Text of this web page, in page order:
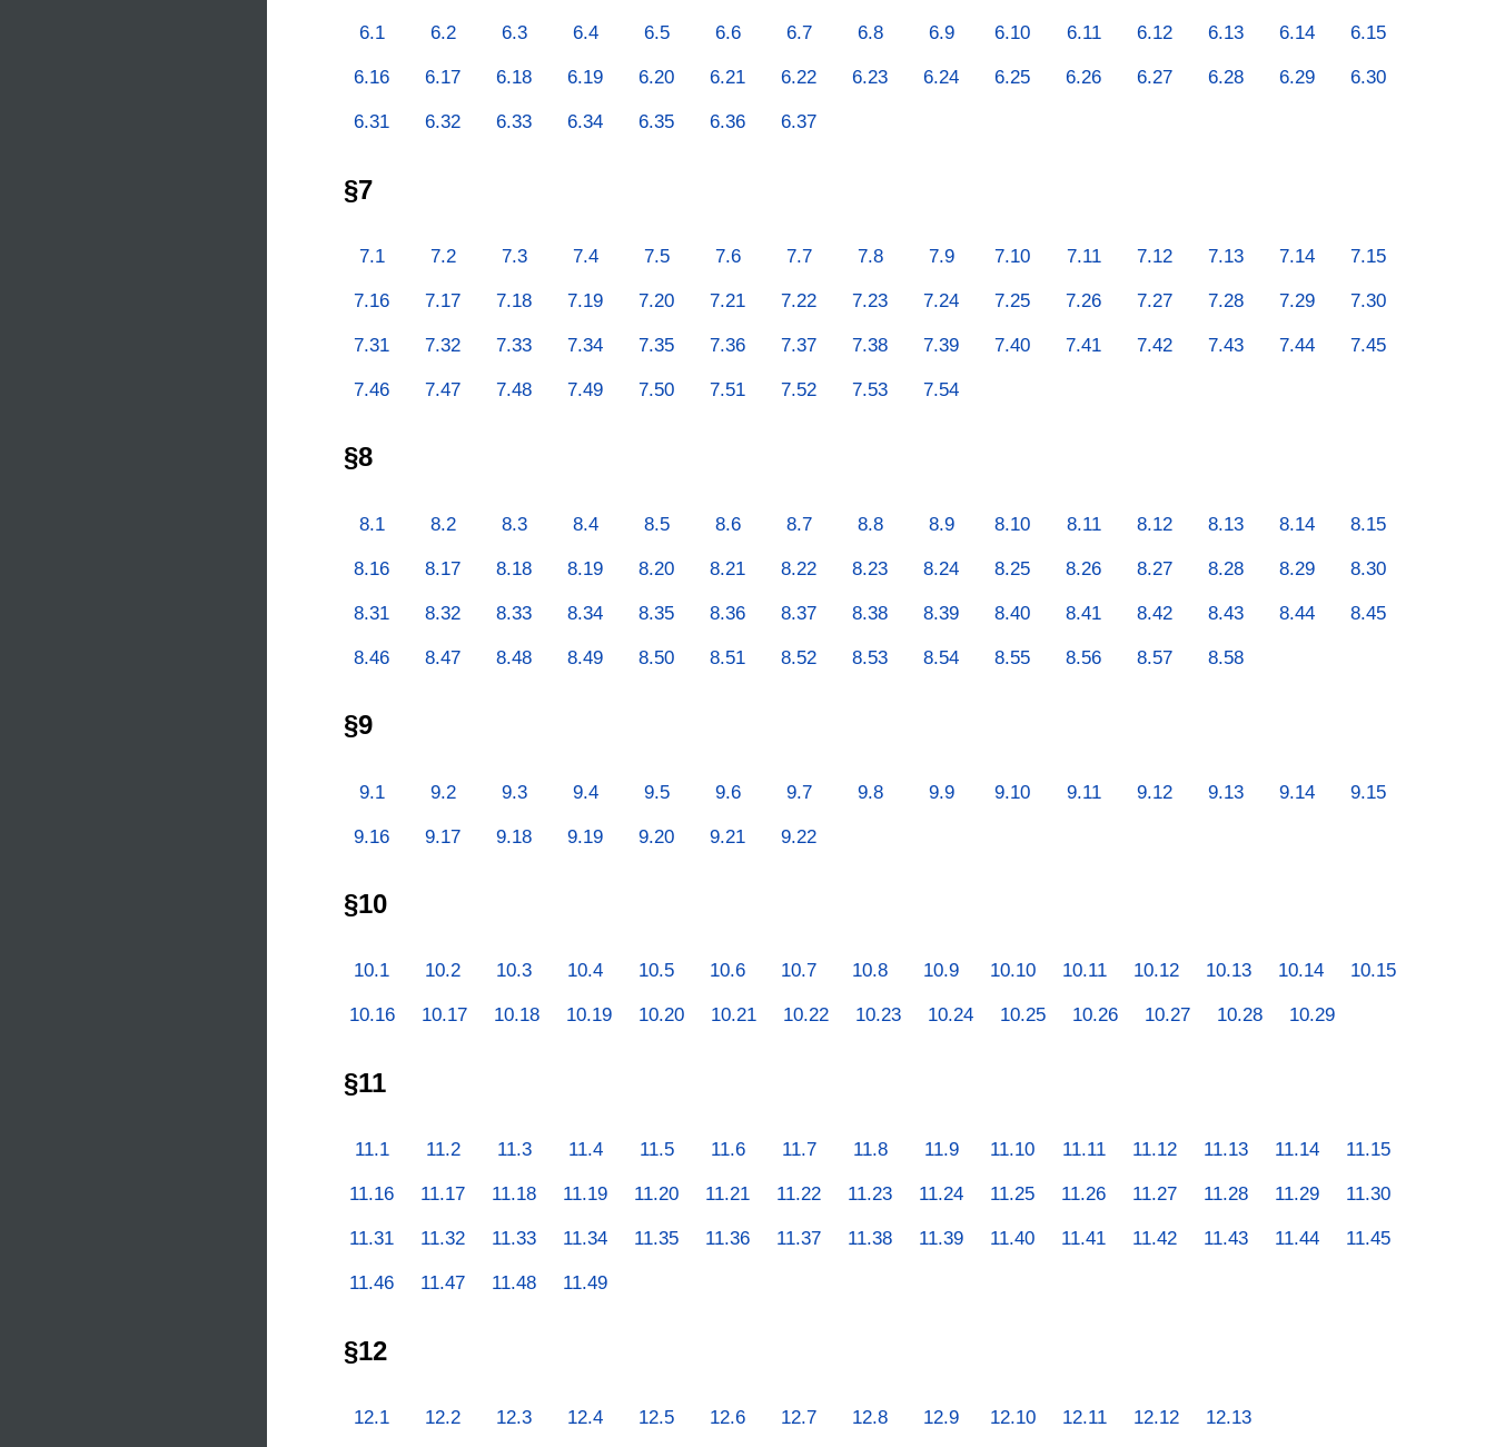
6.1 6.2 6.3 6.4 6.5 6.6 6.7 6.8 6.9 6.10 6.11 6.12 6.13 6.14 6.15
6.16 6.17 6.18 6.19 6.20 6.21 6.22 6.23 6.24 6.25 6.26 6.27 6.28 6.29 6.30
6.31 6.32 6.33 6.34 6.35 6.36 6.37
§7
7.1 7.2 7.3 7.4 7.5 7.6 7.7 7.8 7.9 7.10 7.11 7.12 7.13 7.14 7.15
7.16 7.17 7.18 7.19 7.20 7.21 7.22 7.23 7.24 7.25 7.26 7.27 7.28 7.29 7.30
7.31 7.32 7.33 7.34 7.35 7.36 7.37 7.38 7.39 7.40 7.41 7.42 7.43 7.44 7.45
7.46 7.47 7.48 7.49 7.50 7.51 7.52 7.53 7.54
§8
8.1 8.2 8.3 8.4 8.5 8.6 8.7 8.8 8.9 8.10 8.11 8.12 8.13 8.14 8.15
8.16 8.17 8.18 8.19 8.20 8.21 8.22 8.23 8.24 8.25 8.26 8.27 8.28 8.29 8.30
8.31 8.32 8.33 8.34 8.35 8.36 8.37 8.38 8.39 8.40 8.41 8.42 8.43 8.44 8.45
8.46 8.47 8.48 8.49 8.50 8.51 8.52 8.53 8.54 8.55 8.56 8.57 8.58
§9
9.1 9.2 9.3 9.4 9.5 9.6 9.7 9.8 9.9 9.10 9.11 9.12 9.13 9.14 9.15
9.16 9.17 9.18 9.19 9.20 9.21 9.22
§10
10.1 10.2 10.3 10.4 10.5 10.6 10.7 10.8 10.9 10.10 10.11 10.12 10.13 10.14 10.15
10.16 10.17 10.18 10.19 10.20 10.21 10.22 10.23 10.24 10.25 10.26 10.27 10.28 10.29
§11
11.1 11.2 11.3 11.4 11.5 11.6 11.7 11.8 11.9 11.10 11.11 11.12 11.13 11.14 11.15
11.16 11.17 11.18 11.19 11.20 11.21 11.22 11.23 11.24 11.25 11.26 11.27 11.28 11.29 11.30
11.31 11.32 11.33 11.34 11.35 11.36 11.37 11.38 11.39 11.40 11.41 11.42 11.43 11.44 11.45
11.46 11.47 11.48 11.49
§12
12.1 12.2 12.3 12.4 12.5 12.6 12.7 12.8 12.9 12.10 12.11 12.12 12.13